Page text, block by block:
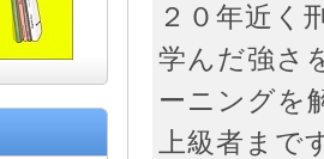
２０年近く
学んだ強さ
ーニングを
上級者ま